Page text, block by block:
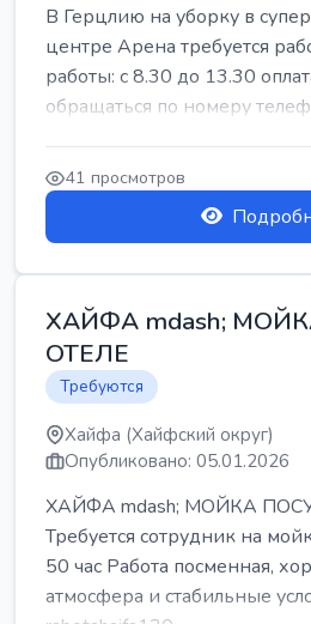
В Герцлию на уборку в
центре Арена требуется
работы: с 8.30 до 13.30
обращаться по номеру
41 просмотров
ХАЙФА mdash;
ОТЕЛЕ
Требуются
Хайфа (Хайфский округ)
Опубликовано: 05.01.2026
ХАЙФА mdash; МОЙКА
Требуется сотрудник на
50 час Работа посменная,
атмосфера и стабильные